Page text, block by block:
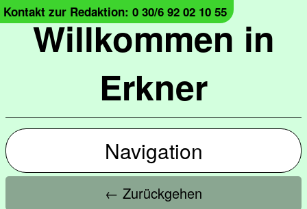
Willkommen in
Erkner
Kontakt zur Redaktion: 0 30/6 92 02 10 55
Navigation
← Zurückgehen